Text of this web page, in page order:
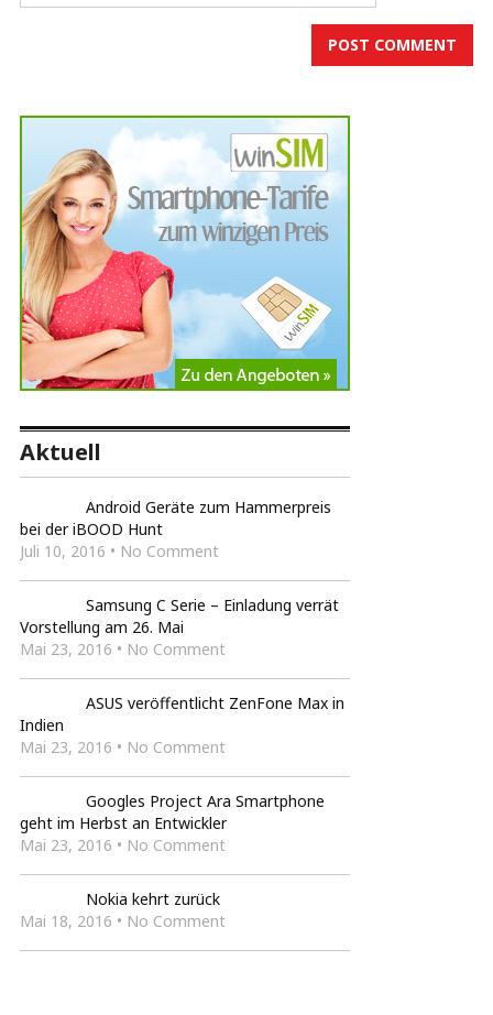
Aktuell
Android Geräte zum Hammerpreis
bei der iBOOD Hunt
Juli 10, 2016 • No Comment
Samsung C Serie – Einladung verrät
Vorstellung am 26. Mai
Mai 23, 2016 • No Comment
ASUS veröffentlicht ZenFone Max in
Indien
Mai 23, 2016 • No Comment
Googles Project Ara Smartphone
geht im Herbst an Entwickler
Mai 23, 2016 • No Comment
Nokia kehrt zurück
Mai 18, 2016 • No Comment